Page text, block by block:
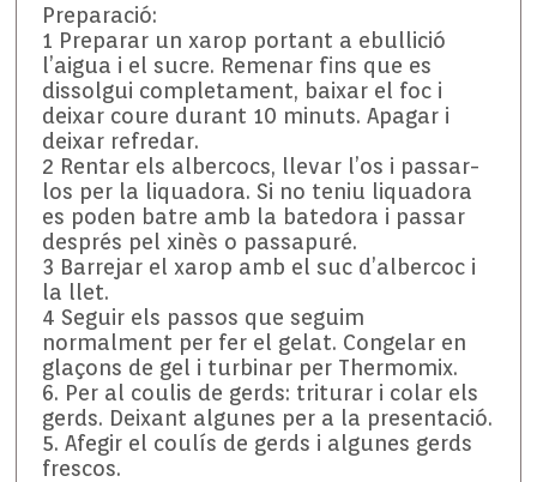
Preparació:
1 Preparar un xarop portant a ebullició
l’aigua i el sucre. Remenar fins que es
dissolgui completament, baixar el foc i
deixar coure durant 10 minuts. Apagar i
deixar refredar.
2 Rentar els albercocs, llevar l’os i passar-
los per la liquadora. Si no teniu liquadora
es poden batre amb la batedora i passar
després pel xinès o passapuré.
3 Barrejar el xarop amb el suc d’albercoc i
la llet.
4 Seguir els passos que seguim
normalment per fer el gelat. Congelar en
glaçons de gel i turbinar per Thermomix.
6. Per al coulis de gerds: triturar i colar els
gerds. Deixant algunes per a la presentació.
5. Afegir el coulís de gerds i algunes gerds
frescos.